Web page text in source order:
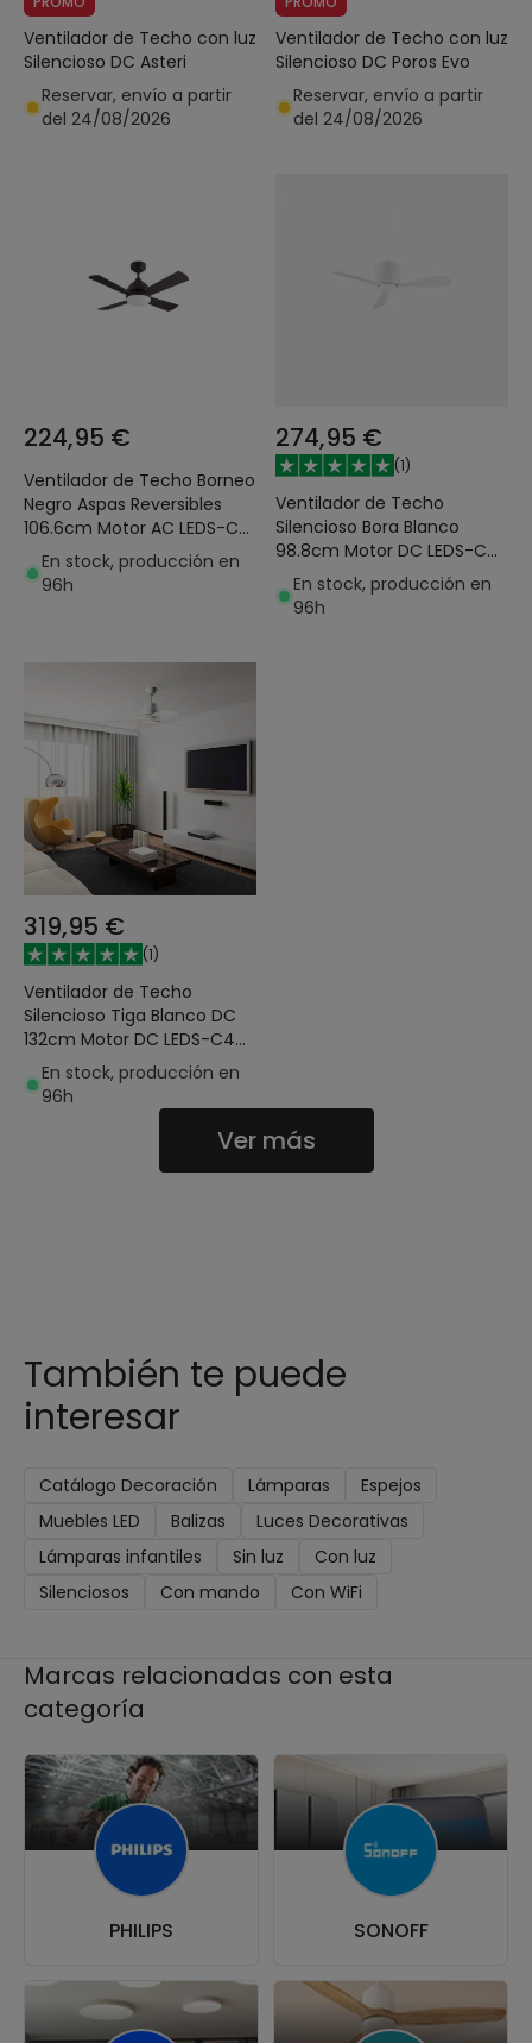
Ventilador de Techo con luz
Silencioso DC Asteri
Reservar, envío a partir
del 24/08/2026
Ventilador de Techo con luz
Silencioso DC Poros Evo
Reservar, envío a partir
del 24/08/2026
224,95 €
Ventilador de Techo Borneo
Negro Aspas Reversibles
106.6cm Motor AC LEDS-C4
VE-0006-MAR
En stock, producción en
96h
274,95 €
(1)
Ventilador de Techo
Silencioso Bora Blanco
98.8cm Motor DC LEDS-C4
30-7973-14-F9
En stock, producción en
96h
319,95 €
(1)
Ventilador de Techo
Silencioso Tiga Blanco DC
132cm Motor DC LEDS-C4
30-3249-CF-M1
En stock, producción en
96h
Ver más
También te puede
interesar
Catálogo Decoración Lámparas
Espejos
Muebles LED
Balizas
Luces Decorativas
Lámparas infantiles
Sin luz
Con luz
Silenciosos
Con mando Con WiFi
Marcas relacionadas con esta
categoría
PHILIPS SONOFF